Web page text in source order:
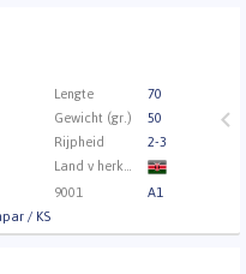
Lengte
70
Gewicht (gr.)
50
Rijpheid
2-3
9001
A1
/ KS
in te loggen.